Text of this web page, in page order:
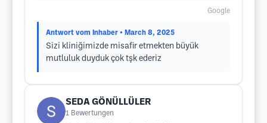
Google
Antwort vom Inhaber • March 8, 2025
Sizi kliniğimizde misafir etmekten büyük
mutluluk duyduk çok tşk ederiz
SEDA GÖNÜLLÜLER
1 Bewertungen